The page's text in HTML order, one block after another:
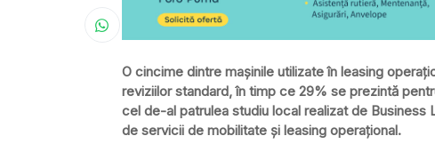
O cincime dintre maşinile utilizate în leasing
reviziilor standard, în timp ce 29% se prezintă
cel de-al patrulea studiu local realizat de Business
de servicii de mobilitate şi leasing operaţional.